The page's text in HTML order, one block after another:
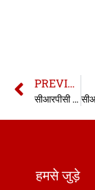
PREVIOUS
सीआरपीसी की धारा 121 | 121 CrPC in hindi
हमसे जुड़े